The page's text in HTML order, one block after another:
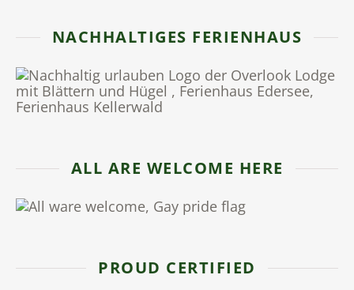
NACHHALTIGES FERIENHAUS
ALL ARE WELCOME HERE
PROUD CERTIFIED